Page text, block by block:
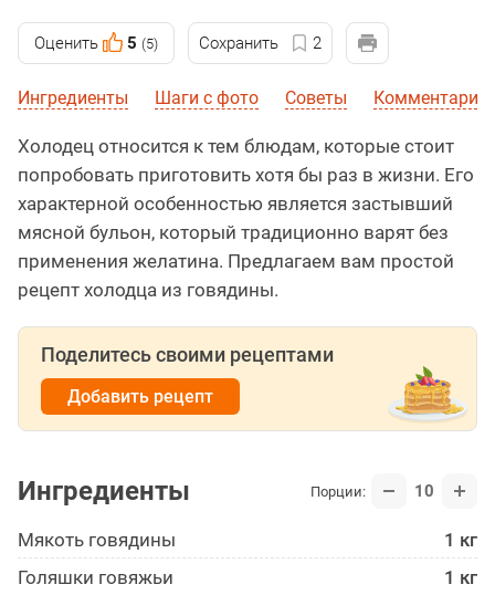
Оценить 5 (5) Сохранить 2
Ингредиенты Шаги с фото Советы Комментарии
Холодец относится к тем блюдам, которые стоит
попробовать приготовить хотя бы раз в жизни. Его
характерной особенностью является застывший
мясной бульон, который традиционно варят без
применения желатина. Предлагаем вам простой
рецепт холодца из говядины.
Поделитесь своими рецептами
Добавить рецепт
Ингредиенты Порции: 10
Мякоть говядины
1 кг
Голяшки говяжьи
1 кг